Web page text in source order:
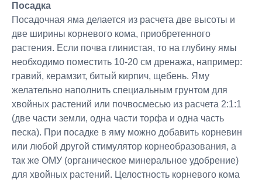
Посадка
Посадочная яма делается из расчета две высоты и
две ширины корневого кома, приобретенного
растения. Если почва глинистая, то на глубину ямы
необходимо поместить 10-20 см дренажа, например:
гравий, керамзит, битый кирпич, щебень. Яму
желательно наполнить специальным грунтом для
хвойных растений или почвосмесью из расчета 2:1:1
(две части земли, одна части торфа и одна часть
песка). При посадке в яму можно добавить корневин
или любой другой стимулятор корнеобразования, а
так же ОМУ (органическое минеральное удобрение)
для хвойных растений. Целостность корневого кома